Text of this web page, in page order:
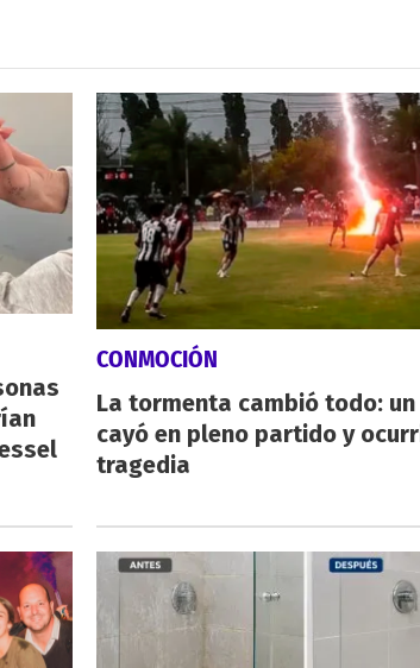
CONMOCIÓN
La tormenta cambió todo:
cayó en pleno partido y
tragedia